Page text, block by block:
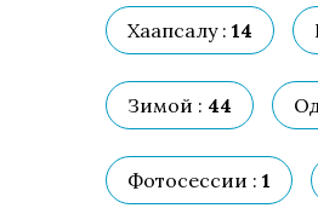
Хаапсалу : 14
Зимой : 44
Фотосессии : 1